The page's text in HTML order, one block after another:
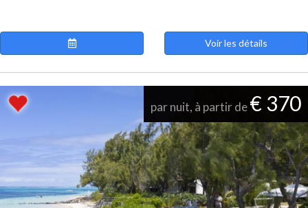
Voir les détails
par nuit, à partir de€ 370